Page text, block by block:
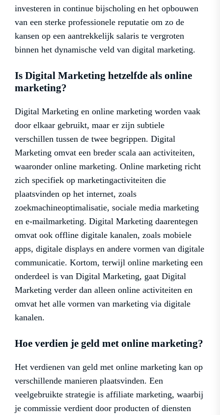
investeren in continue bijscholing en het opbouwen
van een sterke professionele reputatie om zo de
kansen op een aantrekkelijk salaris te vergroten
binnen het dynamische veld van digital marketing.
Is Digital Marketing hetzelfde als online
marketing?
Digital Marketing en online marketing worden vaak
door elkaar gebruikt, maar er zijn subtiele
verschillen tussen de twee begrippen. Digital
Marketing omvat een breder scala aan activiteiten,
waaronder online marketing. Online marketing richt
zich specifiek op marketingactiviteiten die
plaatsvinden op het internet, zoals
zoekmachineoptimalisatie, sociale media marketing
en e-mailmarketing. Digital Marketing daarentegen
omvat ook offline digitale kanalen, zoals mobiele
apps, digitale displays en andere vormen van digitale
communicatie. Kortom, terwijl online marketing een
onderdeel is van Digital Marketing, gaat Digital
Marketing verder dan alleen online activiteiten en
omvat het alle vormen van marketing via digitale
kanalen.
Hoe verdien je geld met online marketing?
Het verdienen van geld met online marketing kan op
verschillende manieren plaatsvinden. Een
veelgebruikte strategie is affiliate marketing, waarbij
je commissie verdient door producten of diensten